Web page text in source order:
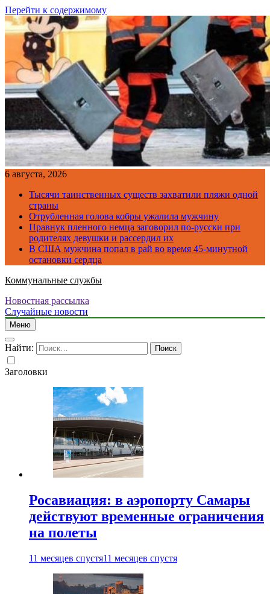
Перейти к содержимому
6 августа, 2026
Тысячи таинственных существ захватили пляжи одной
страны
Отрубленная голова кобры ужалила мужчину
Правнук пленного немца заговорил по-русски при
родителях девушки и рассердил их
В США мужчина попал в рай во время 45-минутной
остановки сердца
Коммунальные службы
Новостная рассылка
Случайные новости
Меню
Найти:
Заголовки
Росавиация: в аэропорту Самары
действуют временные ограничения
на полеты
11 месяцев спустя11 месяцев спустя